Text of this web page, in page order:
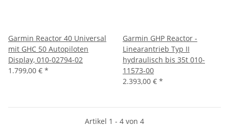
Garmin Reactor 40 Universal
mit GHC 50 Autopiloten
Display, 010-02794-02
1.799,00 € *
Garmin GHP Reactor -
Linearantrieb Typ II
hydraulisch bis 35t 010-
11573-00
2.393,00 € *
Artikel 1 - 4 von 4